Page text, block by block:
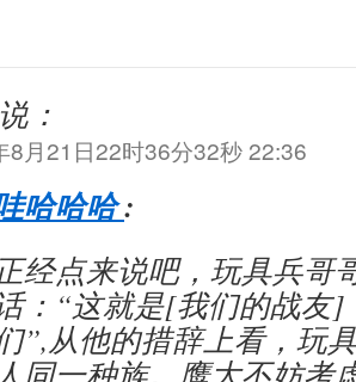
说：
8月21日22时36分32秒 22:36
哈哈哈:
经点来说吧，玩具兵哥
：“这就是[我们的战友
”,从他的措辞上看，玩
同一种族。鹰大不妨考